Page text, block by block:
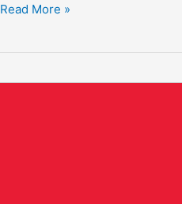
Read More »